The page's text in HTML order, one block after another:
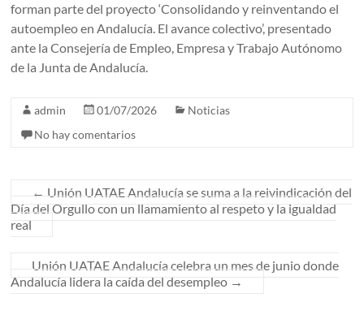
forman parte del proyecto ‘Consolidando y reinventando el
autoempleo en Andalucía. El avance colectivo’, presentado
ante la Consejería de Empleo, Empresa y Trabajo Autónomo
de la Junta de Andalucía.
admin 01/07/2026
Noticias
No hay comentarios
← Unión UATAE Andalucía se suma a la reivindicación del
Día del Orgullo con un llamamiento al respeto y la igualdad
real
Unión UATAE Andalucía celebra un mes de junio donde
Andalucía lidera la caída del desempleo →